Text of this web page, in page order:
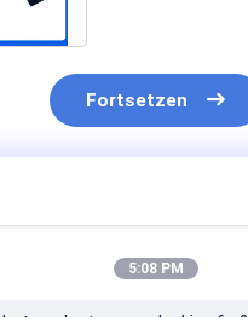
Fortsetzen
Produkte
5:08 PM